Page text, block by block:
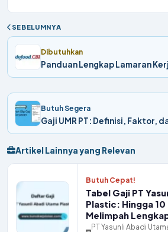
SEBELUMNYA
Dibutuhkan
Panduan Lengkap Lamaran
Butuh Segera
Gaji UMR PT: Definisi, Faktor,
Artikel Lainnya yang Relevan
Butuh Cepat!
Tabel Gaji PT
Plastic: Hingga 10
Melimpah
PT Yasunli Abadi